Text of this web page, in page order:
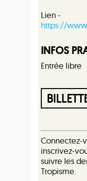
Lien -
https://
INFOS
Entrée libre
Connectez-
inscrivez-
suivre les
Tropisme.